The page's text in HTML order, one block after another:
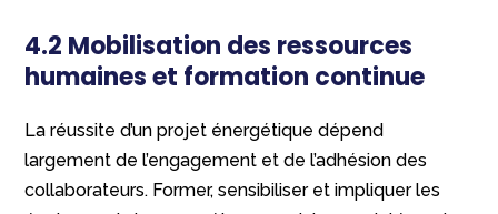
4.2 Mobilisation des ressources
humaines et formation continue
La réussite d’un projet énergétique dépend
largement de l’engagement et de l’adhésion des
collaborateurs. Former, sensibiliser et impliquer les